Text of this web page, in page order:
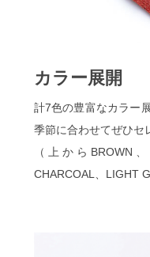
カラー展開
計7色の豊富なカラー
季節に合わせてぜひセ
（上からBROWN、
CHARCOAL、LIGHT